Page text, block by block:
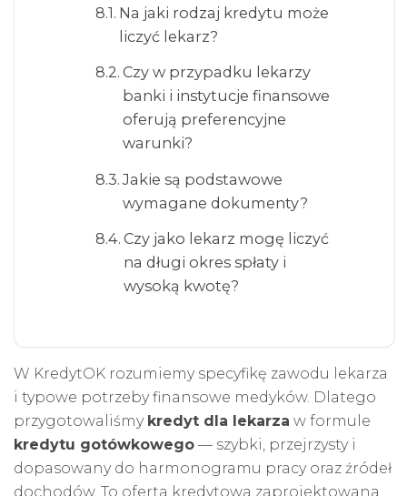
Na jaki rodzaj kredytu może
liczyć lekarz?
Czy w przypadku lekarzy
banki i instytucje finansowe
oferują preferencyjne
warunki?
Jakie są podstawowe
wymagane dokumenty?
Czy jako lekarz mogę liczyć
na długi okres spłaty i
wysoką kwotę?
W KredytOK rozumiemy specyfikę zawodu lekarza
i typowe potrzeby finansowe medyków. Dlatego
przygotowaliśmy kredyt dla lekarza w formule
kredytu gotówkowego — szybki, przejrzysty i
dopasowany do harmonogramu pracy oraz źródeł
dochodów. To oferta kredytowa zaprojektowana